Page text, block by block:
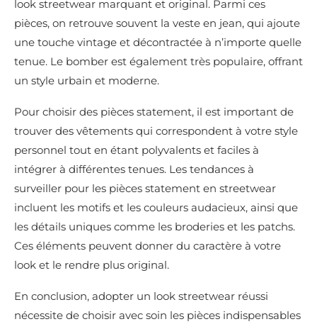
look streetwear marquant et original. Parmi ces
pièces, on retrouve souvent la veste en jean, qui ajoute
une touche vintage et décontractée à n’importe quelle
tenue. Le bomber est également très populaire, offrant
un style urbain et moderne.
Pour choisir des pièces statement, il est important de
trouver des vêtements qui correspondent à votre style
personnel tout en étant polyvalents et faciles à
intégrer à différentes tenues. Les tendances à
surveiller pour les pièces statement en streetwear
incluent les motifs et les couleurs audacieux, ainsi que
les détails uniques comme les broderies et les patchs.
Ces éléments peuvent donner du caractère à votre
look et le rendre plus original.
En conclusion, adopter un look streetwear réussi
nécessite de choisir avec soin les pièces indispensables